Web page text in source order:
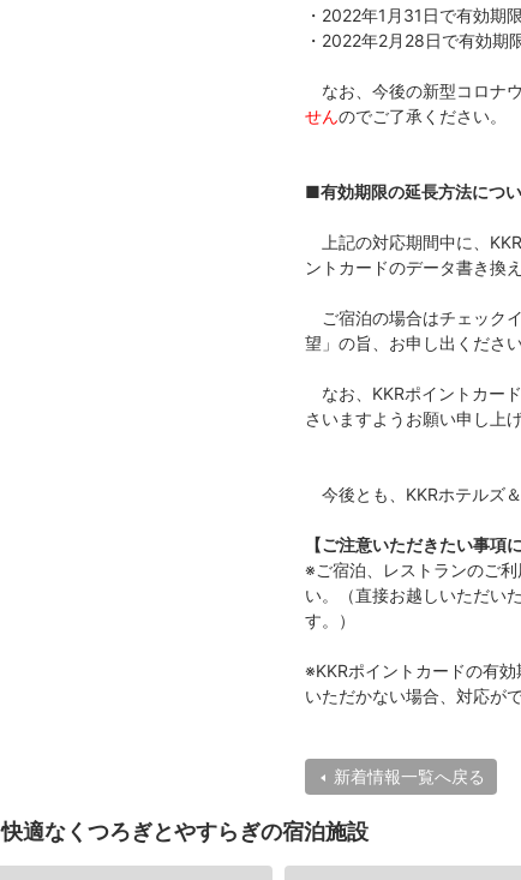
・2022年1月31日で有効
・2022年2月28日で有効
なお、今後の新型コロナ
せんのでご了承ください。
■有効期限の延長方法につ
上記の対応期間中に、
ントカードのデータ書き換
ご宿泊の場合はチェック
望」の旨、お申し出ください
なお、KKRポイントカー
さいますようお願い申し上げ
今後とも、KKRホテルズ
【ご注意いただきたい事項
※ご宿泊、レストランのご
い。（直接お越しいただい
す。）
※KKRポイントカードの有
いただかない場合、対応が
新着情報一覧へ戻る
快適なくつろぎとやすらぎの宿泊施設